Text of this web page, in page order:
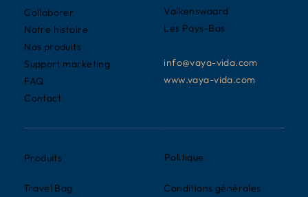
Valkenswaard
Les Pays-Bas
info@vaya-vida.com
www.vaya-vida.com
Collaborer
Notre histoire
Nos produits
Support marketing
FAQ
Contact
Produits
Travel Bag
Politique
Conditions générales